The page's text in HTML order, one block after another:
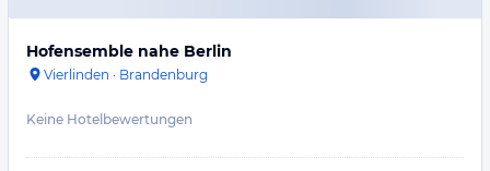
Hofensemble nahe Berlin
Vierlinden · Brandenburg
Keine Hotelbewertungen